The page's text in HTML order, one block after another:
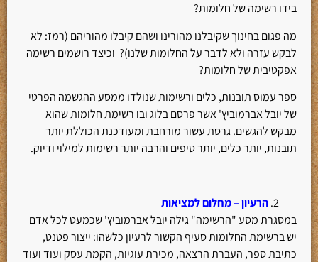
בידו רשימה של חלומות?
מה פגום בחינוך שקיבלנו מהורינו ושהם קיבלו מהוריהם (רמז: לא
לבקש עזרה ולא לדבר על החלומות שלנו)? וכיצד רושמים רשימה
אפקטיבית של חלומות?
ספר עמוס תובנות, כלים ורשימות שנולדו ממסע ההגשמה הפרטי
של יובל אברמוביץ' אשר פרסם בלוג ובו רשימת חלומות שהוא
מבקש להגשים. גרסת עשור מורחבת ומעודכנת הכוללת יותר
תובנות, יותר כלים, יותר טיפים והרבה יותר רשימות למילוי ודיוק.
הרעיון – מחלום למציאות
במסגרת מסע "הרשימה" גילה יובל אברמוביץ' שכמעט לכל אדם
יש ברשימת החלומות סעיף הקשור לרעיון כלשהו: ייצור פטנט,
כתיבת ספר, העברת הרצאה, מכירת עוגיות, הקמת עסק ועוד ועוד